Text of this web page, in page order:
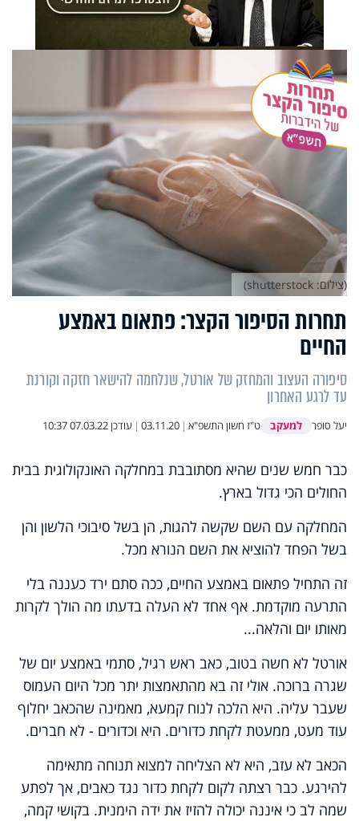
תחרות הסיפור הקצר: פתאום באמצע
החיים
סיפורה העצוב והמחזק של אורטל, שנלחמה להישאר חזקה וקורנת
עד לרגע האחרון
יעל סופר למעקב ט"ז חשון התשפ"א |
03.11.20
| עודכן07.03.22 10:37
(צילום: shutterstock)
כבר חמש שנים שהיא מסתובבת במחלקה האונקולוגית בבית
החולים הכי גדול בארץ.
המחלקה עם השם שקשה להגות, הן בשל סיבוכי הלשון והן
בשל הפחד להוציא את השם הנורא מכל.
זה התחיל פתאום באמצע החיים, ככה סתם ירד כעננה בלי
התרעה מוקדמת. אף אחד לא העלה בדעתו מה הולך לקרות
מאותו יום והלאה...
אורטל לא חשה בטוב, כאב ראש רגיל, סתמי באמצע יום של
שגרה ברוכה. אולי זה בא מהתאמצות יתר מכל היום העמוס
שעבר עליה. היא הלכה לנוח קמעא, מאמינה שהכאב יחלוף
עוד מעט, ממעטת לקחת כדורים. היא וכדורים - לא חברים.
הכאב לא עזב, היא לא הצליחה למצוא תנוחה מתאימה
להירגע. כבר רצתה לקום לקחת כדור נגד כאבים, אך לפתע
שמה לב כי איננה יכולה להזיז את ידה הימנית. בקושי קמה,